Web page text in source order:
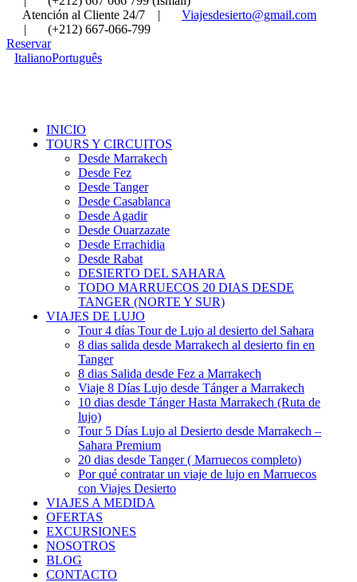
Atención al Cliente 24/7
|
Viajesdesierto@gmail.com
|
(+212) 667-066-799
Reservar
ItalianoPortuguês
INICIO
TOURS Y CIRCUITOS
Desde Marrakech
Desde Fez
Desde Tanger
Desde Casablanca
Desde Agadir
Desde Ouarzazate
Desde Errachidia
Desde Rabat
DESIERTO DEL SAHARA
TODO MARRUECOS 20 DIAS DESDE
TANGER (NORTE Y SUR)
VIAJES DE LUJO
Tour 4 días Tour de Lujo al desierto del Sahara
8 dias salida desde Marrakech al desierto fin en
Tanger
8 dias Salida desde Fez a Marrakech
Viaje 8 Días Lujo desde Tánger a Marrakech
10 dias desde Tánger Hasta Marrakech (Ruta de
lujo)
Tour 5 Días Lujo al Desierto desde Marrakech –
Sahara Premium
20 dias desde Tanger ( Marruecos completo)
Por qué contratar un viaje de lujo en Marruecos
con Viajes Desierto
VIAJES A MEDIDA
OFERTAS
EXCURSIONES
NOSOTROS
BLOG
CONTACTO